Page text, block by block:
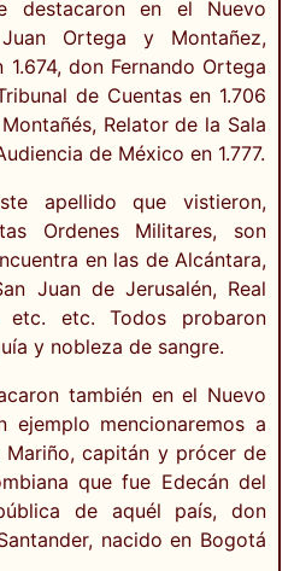
destacaron en el Nuevo
Ortega y Montañez,
don Fernando Ortega
de Cuentas en 1.706
Relator de la Sala
de México en 1.777.
apellido que vistieron,
Ordenes Militares, son
en las de Alcántara,
Juan de Jerusalén, Real
etc. Todos probaron
y nobleza de sangre.
también en el Nuevo
mencionaremos a
capitán y prócer de
que fue Edecán del
de aquél país, don
nacido en Bogotá